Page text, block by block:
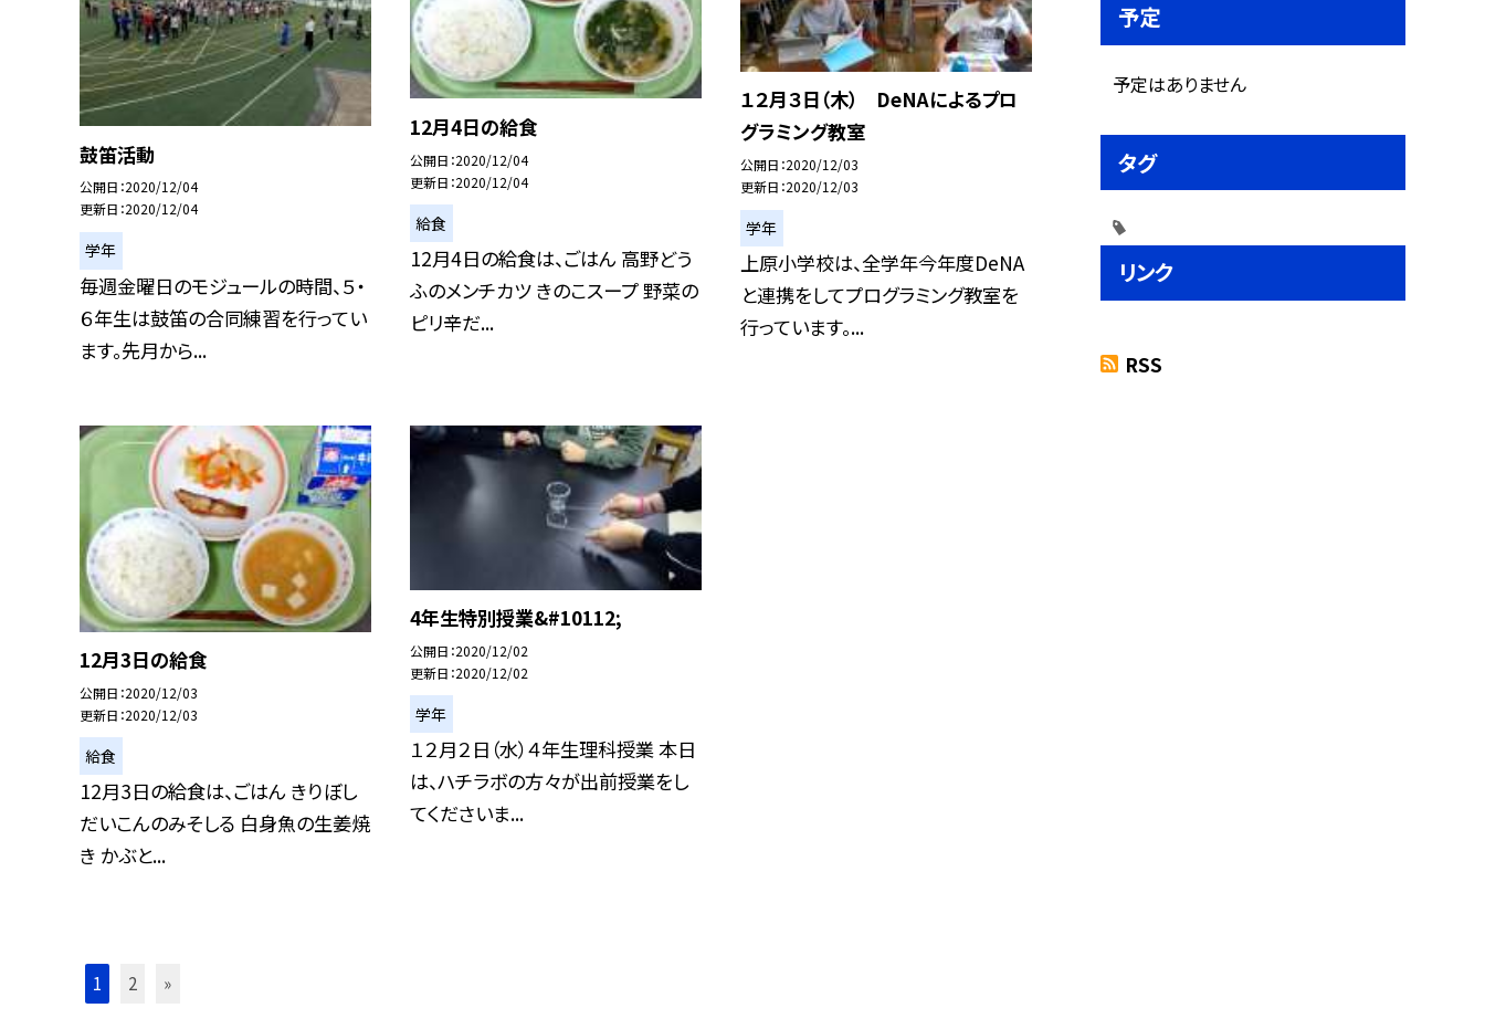
鼓笛活動
公開日 2020/12/04
更新日 2020/12/04
学年
毎週金曜日のモジュールの時間、５・
６年生は鼓笛の合同練習を行ってい
ます。先月から...
12月4日の給食
公開日 2020/12/04
更新日 2020/12/04
給食
12月4日の給食は、ごはん 高野どう
ふのメンチカツ きのこスープ 野菜の
ピリ辛だ...
１２月３日（木） DeNAによるプロ
グラミング教室
公開日 2020/12/03
更新日 2020/12/03
学年
上原小学校は、全学年今年度DeNA
と連携をしてプログラミング教室を
行っています。...
12月3日の給食
公開日 2020/12/03
更新日 2020/12/03
給食
12月3日の給食は、ごはん きりぼし
だいこんのみそしる 白身魚の生姜焼
き かぶと...
4年生特別授業&#10112;
公開日 2020/12/02
更新日 2020/12/02
学年
１２月２日（水）４年生理科授業 本日
は、ハチラボの方々が出前授業をし
てくださいま...
1 2 »
予定
予定はありません
タグ
リンク
RSS